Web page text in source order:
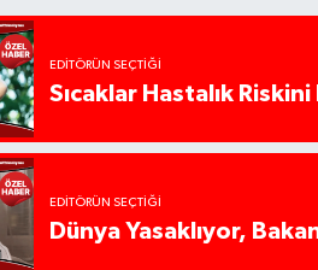
EDITÖRÜN SEÇTIĞI
Sıcaklar Hastalık
EDITÖRÜN SEÇTIĞI
Dünya Yasaklıyor,